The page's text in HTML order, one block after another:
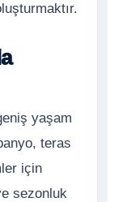
yaşam
teras
için
sezonluk